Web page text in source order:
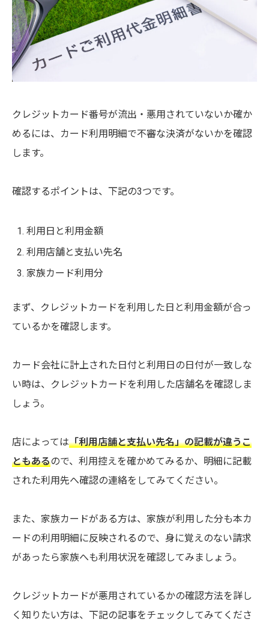
クレジットカード番号が流出・悪用されていないか確か
めるには、カード利用明細で不審な決済がないかを確認
します。
確認するポイントは、下記の3つです。
利用日と利用金額
利用店舗と支払い先名
家族カード利用分
まず、クレジットカードを利用した日と利用金額が合っ
ているかを確認します。
カード会社に計上された日付と利用日の日付が一致しな
い時は、クレジットカードを利用した店舗名を確認しま
しょう。
店によっては「利用店舗と支払い先名」の記載が違うこ
ともあるので、利用控えを確かめてみるか、明細に記載
された利用先へ確認の連絡をしてみてください。
また、家族カードがある方は、家族が利用した分も本カ
ードの利用明細に反映されるので、身に覚えのない請求
があったら家族へも利用状況を確認してみましょう。
クレジットカードが悪用されているかの確認方法を詳し
く知りたい方は、下記の記事をチェックしてみてくださ